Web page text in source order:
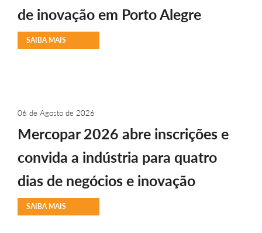
de inovação em Porto Alegre
SAIBA MAIS
06 de Agosto de 2026
Mercopar 2026 abre inscrições e
convida a indústria para quatro
dias de negócios e inovação
SAIBA MAIS